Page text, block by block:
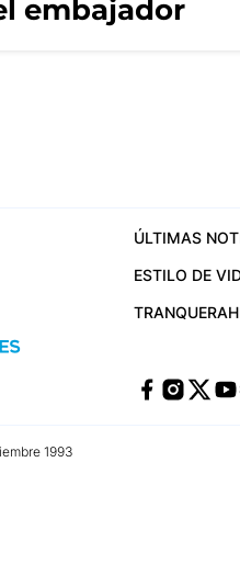
embajador
ÚLTIMAS
ESTILO DE
TRANQUERA
1993